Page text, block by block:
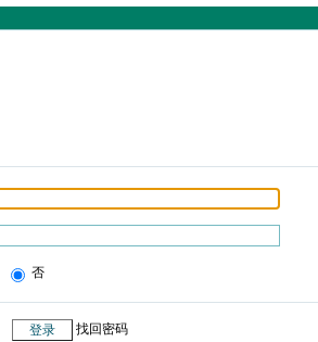
否
找回密码